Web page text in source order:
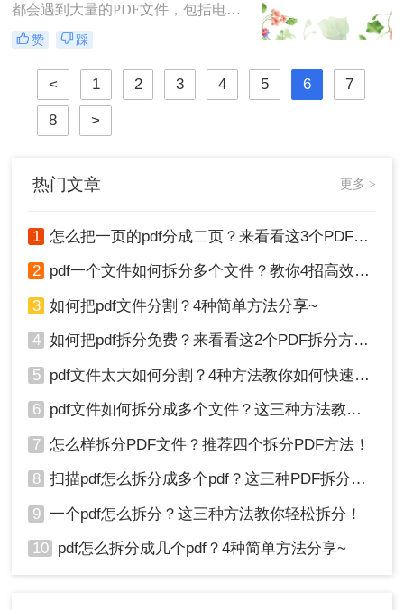
都会遇到大量的PDF文件，包括电子
书、营销手册、报告等等。然而，这
些文件通常占用大量的存储空间，给
我们的电脑和移动设备带来了不小的
负担。为了解决这个问题，我们需要
学会如何将PDF文件进行压缩，以便
节省存储空间，并方便文件的传输和
赞 踩
< 1 2 3 4 5 6 7
8 >
热门文章 更多 >
1 怎么把一页的pdf分成二页？来看看这3个PDF拆分方法！
2 pdf一个文件如何拆分多个文件？教你4招高效又简单！
3 如何把pdf文件分割？4种简单方法分享~
4 如何把pdf拆分免费？来看看这2个PDF拆分方法！
5 pdf文件太大如何分割？4种方法教你如何快速拆分！
6 pdf文件如何拆分成多个文件？这三种方法教你轻松拆分！
7 怎么样拆分PDF文件？推荐四个拆分PDF方法！
8 扫描pdf怎么拆分成多个pdf？这三种PDF拆分方法轻松搞定！
9 一个pdf怎么拆分？这三种方法教你轻松拆分！
10 pdf怎么拆分成几个pdf？4种简单方法分享~